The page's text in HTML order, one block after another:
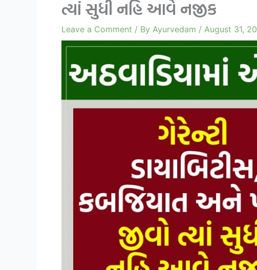
ત્યાં સુધી નહિ આવે નજીક
Leave a Comment / By Ayurvedam / August 31,